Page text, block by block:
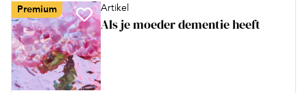
Premium Artikel
Als je moeder dementie heeft